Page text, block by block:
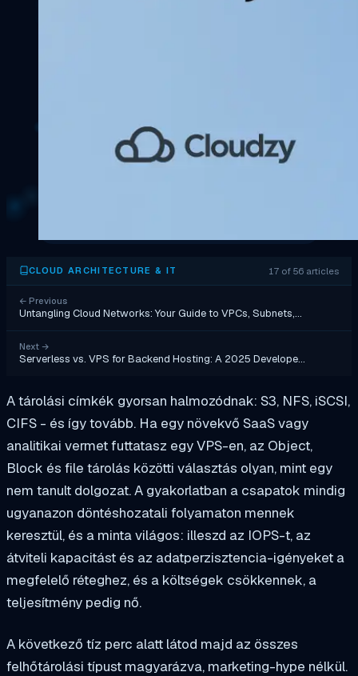
CLOUD ARCHITECTURE & IT 17 of 56 articles
← Previous
Untangling Cloud Networks: Your Guide to VPCs, Subnets,…
Next →
Serverless vs. VPS for Backend Hosting: A 2025 Develope…
A tárolási címkék gyorsan halmozódnak: S3, NFS, iSCSI,
CIFS - és így tovább. Ha egy növekvő SaaS vagy
analitikai vermet futtatasz egy VPS-en, az Object,
Block és file tárolás közötti választás olyan, mint egy
nem tanult dolgozat. A gyakorlatban a csapatok mindig
ugyanazon döntéshozatali folyamaton mennek
keresztül, és a minta világos: illeszd az IOPS-t, az
átviteli kapacitást és az adatperzisztencia-igényeket a
megfelelő réteghez, és a költségek csökkennek, a
teljesítmény pedig nő.
A következő tíz perc alatt látod majd az összes
felhőtárolási típust magyarázva, marketing-hype nélkül.